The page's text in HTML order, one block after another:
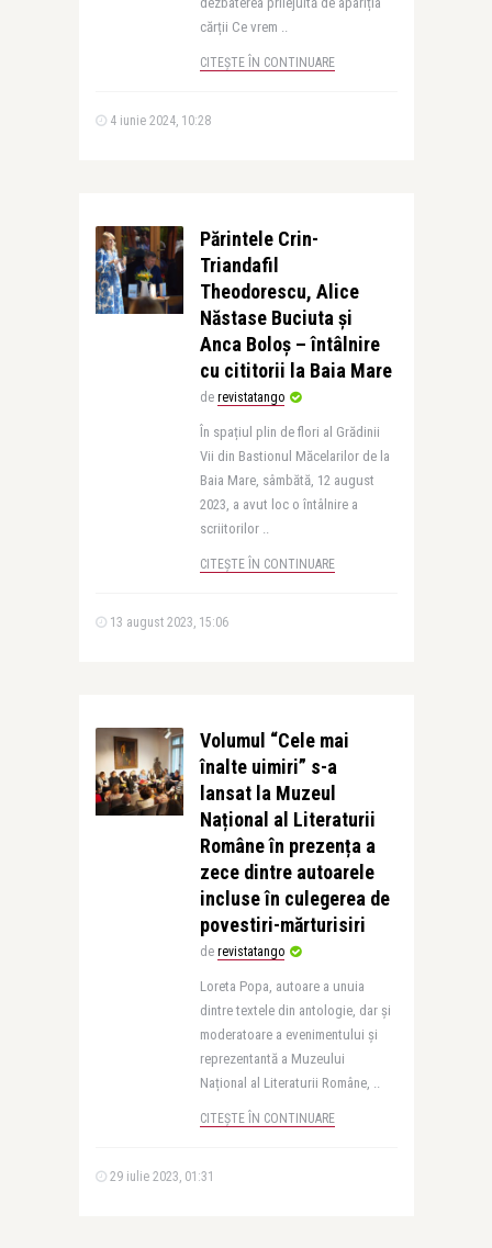
cărții Ce vrem ..
CITEȘTE ÎN CONTINUARE
4 iunie 2024, 10:28
Părintele Crin-
Triandafil
Theodorescu, Alice
Năstase Buciuta și
Anca Boloș – întâlnire
cu cititorii la Baia Mare
de revistatango
În spațiul plin de flori al Grădinii
Vii din Bastionul Măcelarilor de la
Baia Mare, sâmbătă, 12 august
2023, a avut loc o întâlnire a
scriitorilor ..
CITEȘTE ÎN CONTINUARE
13 august 2023, 15:06
Volumul “Cele mai
înalte uimiri” s-a
lansat la Muzeul
Național al Literaturii
Române în prezența a
zece dintre autoarele
incluse în culegerea de
povestiri-mărturisiri
de revistatango
Loreta Popa, autoare a unuia
dintre textele din antologie, dar și
moderatoare a evenimentului și
reprezentantă a Muzeului
Național al Literaturii Române, ..
CITEȘTE ÎN CONTINUARE
29 iulie 2023, 01:31